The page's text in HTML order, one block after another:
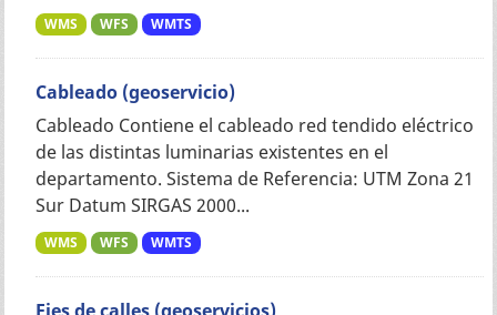
WMS WFS WMTS
Cableado (geoservicio)
Cableado Contiene el cableado red tendido eléctrico
de las distintas luminarias existentes en el
departamento. Sistema de Referencia: UTM Zona 21
Sur Datum SIRGAS 2000...
WMS WFS WMTS